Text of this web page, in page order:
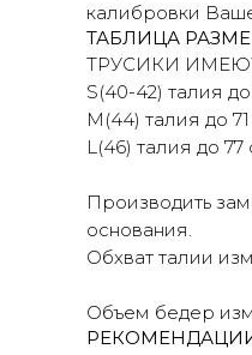
калибровки
ТАБЛИЦА
ТРУСИКИ
S(40-42) талия
М(44) талия до
L(46) талия до
Производить
основания.
Обхват талии
Объем бедер